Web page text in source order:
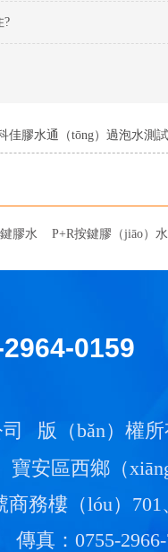
?
佳膠水通（tōng）過泡水測
膠水 P+R按鍵膠（jiāo）
0159
版（bǎn）權
寶安區西鄉（
務樓（lóu）701
傳真：0755-